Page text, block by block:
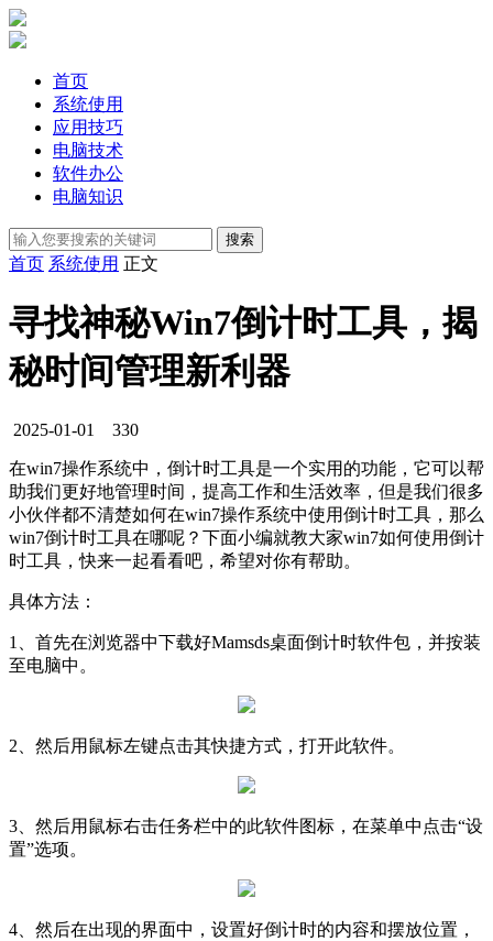
首页
系统使用
应用技巧
电脑技术
软件办公
电脑知识
首页 系统使用 正文
寻找神秘Win7倒计时工具，揭
秘时间管理新利器
2025-01-01 330
在win7操作系统中，倒计时工具是一个实用的功能，它可以帮
助我们更好地管理时间，提高工作和生活效率，但是我们很多
小伙伴都不清楚如何在win7操作系统中使用倒计时工具，那么
win7倒计时工具在哪呢？下面小编就教大家win7如何使用倒计
时工具，快来一起看看吧，希望对你有帮助。
具体方法：
1、首先在浏览器中下载好Mamsds桌面倒计时软件包，并按装
至电脑中。
2、然后用鼠标左键点击其快捷方式，打开此软件。
3、然后用鼠标右击任务栏中的此软件图标，在菜单中点击“设
置”选项。
4、然后在出现的界面中，设置好倒计时的内容和摆放位置，